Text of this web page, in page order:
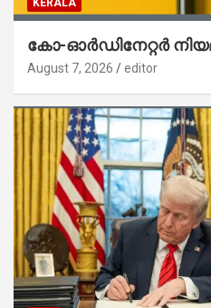
KERALA
കോ-ഓർഡിനേറ്റർ
August 7, 2026 editor